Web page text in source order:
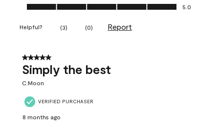
Ease of Application, 5.0 out of 5
5.0
Helpful? (3) (0) Report
5 out of 5 stars.
Simply the best
C.Moon
VERIFIED PURCHASER
8 months ago